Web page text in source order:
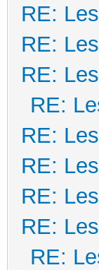
RE:
RE:
RE:
RE:
RE:
RE:
RE:
RE:
RE: